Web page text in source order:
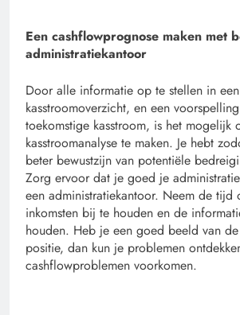
Een cashflowprognose maken met
administratiekantoor
Door alle informatie op te stellen in een
kasstroomoverzicht, en een
toekomstige kasstroom, is het mogelijk
kasstroomanalyse te maken. Je hebt
beter bewustzijn van potentiële
Zorg ervoor dat je goed je
een administratiekantoor. Neem de tijd
inkomsten bij te houden en de
houden. Heb je een goed beeld van
positie, dan kun je problemen
cashflowproblemen voorkomen.